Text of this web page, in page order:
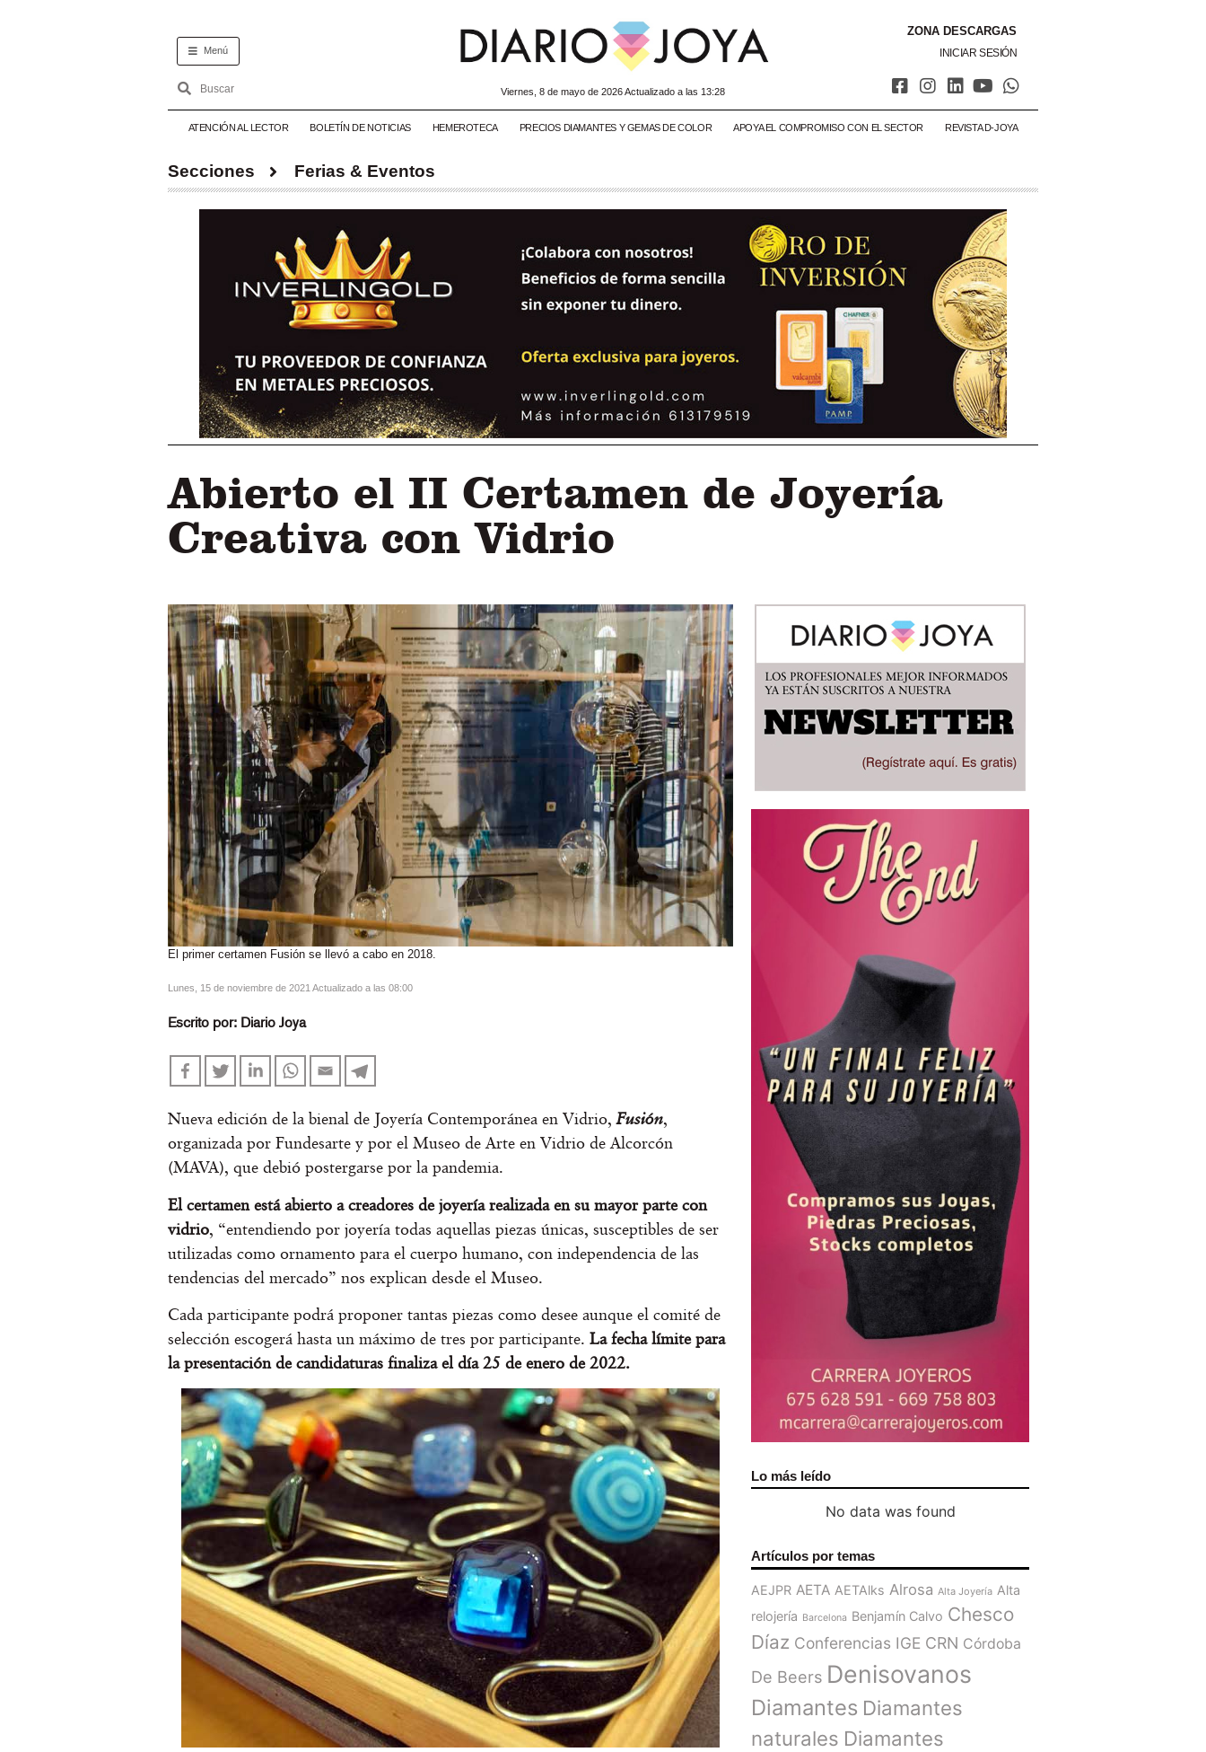
Menú
viernes, 8 de mayo de 2026 Actualizado a las 13:28
ZONA DESCARGAS
INICIAR SESIÓN
ATENCIÓN AL LECTOR BOLETÍN DE NOTICIAS HEMEROTECA PRECIOS DIAMANTES Y GEMAS DE COLOR APOYA EL COMPROMISO CON EL SECTOR REVISTA D-JOYA
Secciones Ferias & Eventos
Abierto el II Certamen de Joyería
Creativa con Vidrio
El primer certamen Fusión se llevó a cabo en 2018.
lunes, 15 de noviembre de 2021 Actualizado a las 08:00
Escrito por: Diario Joya
Nueva edición de la bienal de Joyería Contemporánea en Vidrio,Fusión,
organizada por Fundesarte y por el Museo de Arte en Vidrio de Alcorcón
(MAVA), que debió postergarse por la pandemia.
El certamen está abierto a creadores de joyería realizada en su mayor parte con
vidrio, “entendiendo por joyería todas aquellas piezas únicas, susceptibles de ser
utilizadas como ornamento para el cuerpo humano, con independencia de las
tendencias del mercado” nos explican desde el Museo.
Cada participante podrá proponer tantas piezas como desee aunque el comité de
selección escogerá hasta un máximo de tres por participante. La fecha límite para
la presentación de candidaturas finaliza el día 25 de enero de 2022.
Lo más leído
No data was found
Artículos por temas
AEJPR AETA AETAlks Alrosa Alta Joyería Alta
relojería Barcelona Benjamín Calvo Chesco
Díaz Conferencias IGE CRN Córdoba
De Beers Denisovanos
Diamantes Diamantes
naturales Diamantes